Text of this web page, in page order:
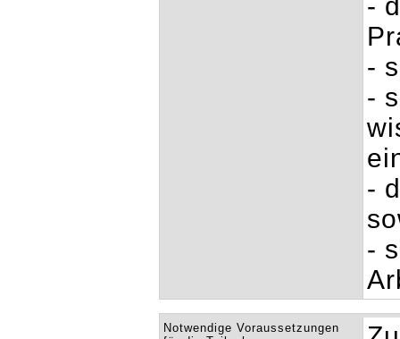
-
-
-
-
Notwendige Voraussetzungen